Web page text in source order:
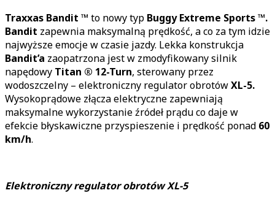
Traxxas Bandit ™ to nowy typ Buggy Extreme Sports ™.
Bandit zapewnia maksymalną prędkość, a co za tym idzie
najwyższe emocje w czasie jazdy. Lekka konstrukcja
Bandit’a zaopatrzona jest w zmodyfikowany silnik
napędowy Titan ® 12-Turn, sterowany przez
wodoszczelny – elektroniczny regulator obrotówXL-5.
Wysokoprądowe złącza elektryczne zapewniają
maksymalne wykorzystanie źródeł prądu co daje w
efekcie błyskawiczne przyspieszenie i prędkość ponad 60
km/h.
Elektroniczny regulator obrotów XL-5